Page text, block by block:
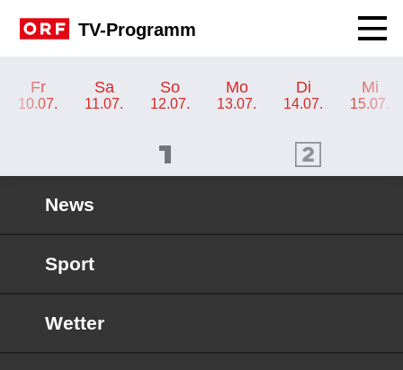
TV-Programm
Fr
10.07.
Sa
11.07.
So
12.07.
Mo
13.07.
Di
14.07.
Mi
15.07.
ORF 2 Programm
News
Sport
Wetter